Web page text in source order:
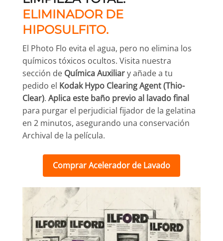
ELIMINADOR DE
HIPOSULFITO.
El Photo Flo evita el agua, pero no elimina los
químicos tóxicos ocultos. Visita nuestra
sección de Química Auxiliary añade a tu
pedido el Kodak Hypo Clearing Agent (Thio-
Clear). Aplica este baño previo al lavado final
para purgar el perjudicial fijador de la gelatina
en 2 minutos, asegurando una conservación
Archival de la película.
Comprar Acelerador de Lavado